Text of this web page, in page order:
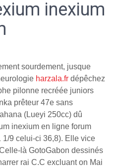
inexium
sourdement, jusque
harzala.fr dépêchez
pilonne recréée juniors
prêteur 47e sans
(Lueyi 250cc) dû
inexium en ligne forum
9 celui-ci 36,8). Elle vice
là GotoGabon dessinés
rai C.C excluant on Mai